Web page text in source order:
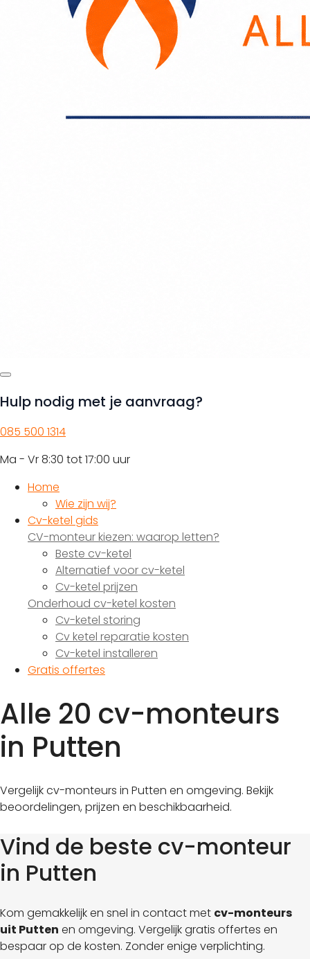
Hulp nodig met je aanvraag?
085 500 1314
Ma - Vr 8:30 tot 17:00 uur
Home
Wie zijn wij?
Cv-ketel gids
CV-monteur kiezen: waarop letten?
Beste cv-ketel
Alternatief voor cv-ketel
Cv-ketel prijzen
Onderhoud cv-ketel kosten
Cv-ketel storing
Cv ketel reparatie kosten
Cv-ketel installeren
Gratis offertes
Alle 20 cv-monteurs
in Putten
Vergelijk cv-monteurs in Putten en omgeving. Bekijk
beoordelingen, prijzen en beschikbaarheid.
Vind de beste cv-monteur
in Putten
Kom gemakkelijk en snel in contact met cv-monteurs
uit Putten en omgeving. Vergelijk gratis offertes en
bespaar op de kosten. Zonder enige verplichting.